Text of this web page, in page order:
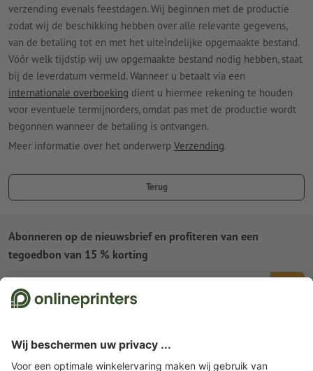
verzending evenals feestdagen. Wij beginnen met de productie
zodat wij de beschikking hebben over alle relevante gegevens,
van de betaling tot en met het uiteindelijke opgemaakte bestand.
Vóór welk tijdstip wij uw opgemaakte bestand nodig hebben, staat
bij de leverdatum vermeld. Wanneer u betaalt via een
internationale overboeking dient u hiermee rekening te houden
voor eventuele termijnorders, omdat pas met de productie wordt
begonnen wanneer de betaling is ontvangen.
Meer informatie over het onderwerp Verzending.
Terug
Ondernemingen
Service
Abonneren op de nieuwsbrief en profiteren van een
tegoedbon van 15 % korting